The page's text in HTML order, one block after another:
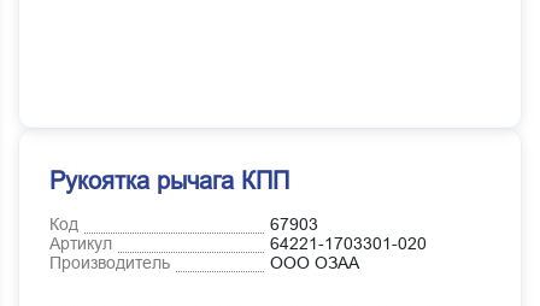
Рукоятка рычага КПП
Код
67903
Артикул
64221-1703301-020
Производитель
ООО ОЗАА